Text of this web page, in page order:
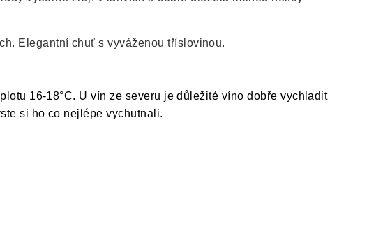
Elegantní chuť s vyváženou tříslovinou.
16-18°C. U vín ze severu je důležité víno dobře vychladit
si ho co nejlépe vychutnali.